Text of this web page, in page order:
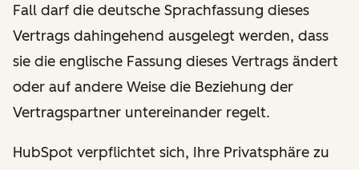
Fall darf die deutsche Sprachfassung dieses
Vertrags dahingehend ausgelegt werden, dass
sie die englische Fassung dieses Vertrags ändert
oder auf andere Weise die Beziehung der
Vertragspartner untereinander regelt.
HubSpot verpflichtet sich, Ihre Privatsphäre zu